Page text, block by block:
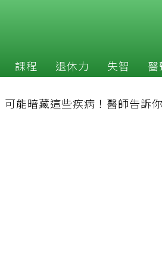
課程 退休力 失智 醫
能暗藏這些疾病！醫師告訴